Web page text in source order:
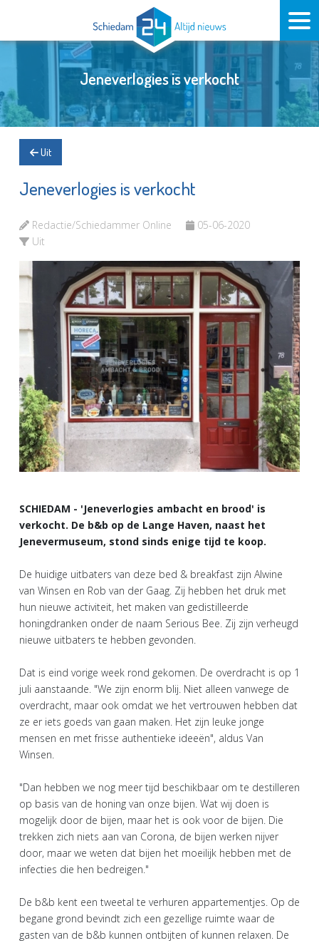
Jeneverlogies is verkocht
Uit
Jeneverlogies is verkocht
Redactie/Schiedammer Online
05-06-2020
Uit
SCHIEDAM - 'Jeneverlogies ambacht en brood' is
verkocht. De b&b op de Lange Haven, naast het
Jenevermuseum, stond sinds enige tijd te koop.
De huidige uitbaters van deze bed & breakfast zijn Alwine
van Winsen en Rob van der Gaag. Zij hebben het druk met
hun nieuwe activiteit, het maken van gedistilleerde
honingdranken onder de naam Serious Bee. Zij zijn verheugd
nieuwe uitbaters te hebben gevonden.
Dat is eind vorige week rond gekomen. De overdracht is op 1
juli aanstaande. "We zijn enorm blij. Niet alleen vanwege de
overdracht, maar ook omdat we het vertrouwen hebben dat
ze er iets goeds van gaan maken. Het zijn leuke jonge
mensen en met frisse authentieke ideeën", aldus Van
Winsen.
"Dan hebben we nog meer tijd beschikbaar om te destilleren
op basis van de honing van onze bijen. Wat wij doen is
mogelijk door de bijen, maar het is ook voor de bijen. Die
trekken zich niets aan van Corona, de bijen werken nijver
door, maar we weten dat bijen het moeilijk hebben met de
infecties die hen bedreigen."
De b&b kent een tweetal te verhuren appartementjes. Op de
begane grond bevindt zich een gezellige ruimte waar de
gasten van de b&b kunnen ontbijten of kunnen relaxen. De